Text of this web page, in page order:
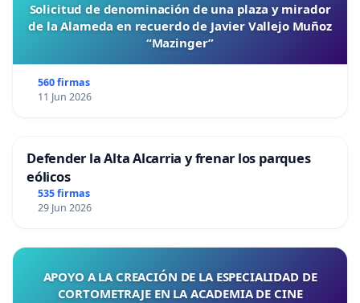
Solicitud de denominación de una plaza y mirador
de la Alameda en recuerdo de Javier Vallejo Muñoz
“Mazinger”
560 firmas
11 Jun 2026
Defender la Alta Alcarria y frenar los parques
eólicos
535 firmas
29 Jun 2026
APOYO A LA CREACIÓN DE LA ESPECIALIDAD DE
CORTOMETRAJE EN LA ACADEMIA DE CINE